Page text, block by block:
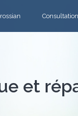
Consultation
et